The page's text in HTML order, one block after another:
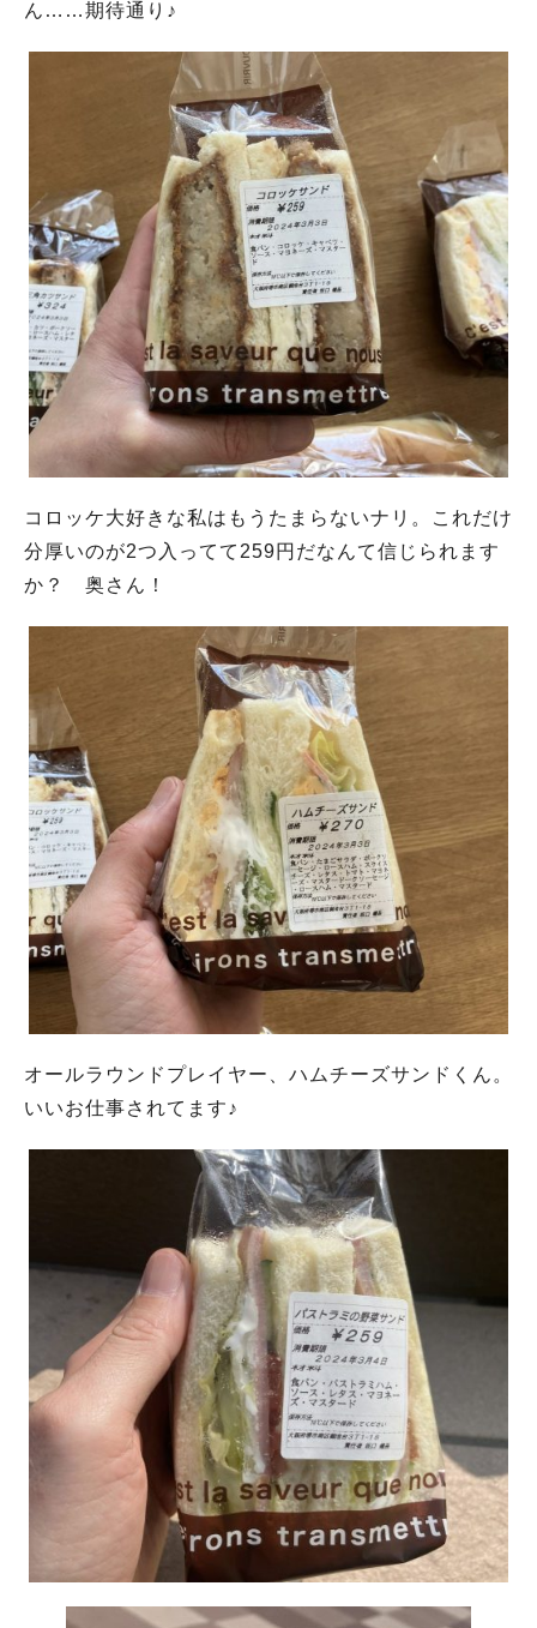
ん……期待通り♪
コロッケ大好きな私はもうたまらないナリ。これだけ
分厚いのが2つ入ってて259円だなんて信じられます
か？ 奥さん！
オールラウンドプレイヤー、ハムチーズサンドくん。
いいお仕事されてます♪